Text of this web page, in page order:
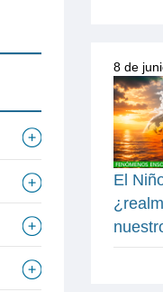
8 de
El